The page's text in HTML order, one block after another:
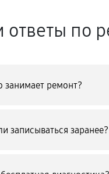
по
занимает ремонт?
записываться заранее?